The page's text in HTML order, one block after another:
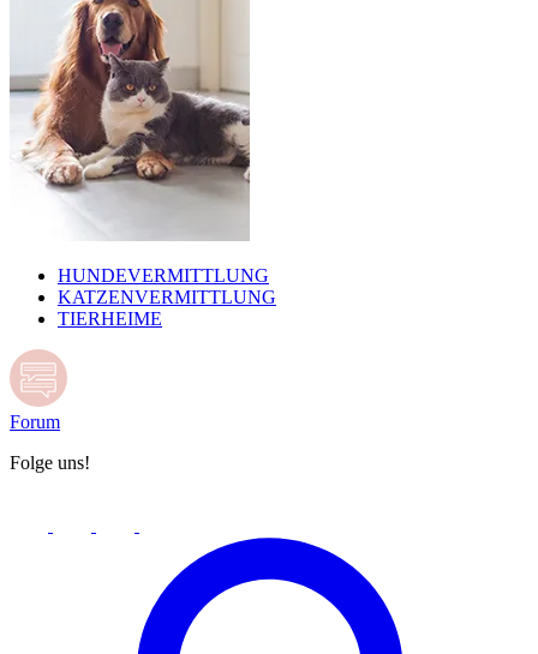
HUNDEVERMITTLUNG
KATZENVERMITTLUNG
TIERHEIME
Forum
Folge uns!